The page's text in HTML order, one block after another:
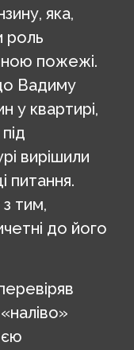
яка,
роль
пожежі.
Вадиму
у квартирі,
вирішили
питання.
з тим,
до його